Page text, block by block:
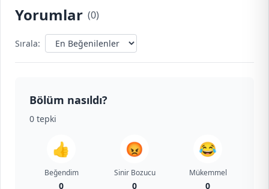
Yorumlar (0)
Sırala:
Bölüm nasıldı?
0 tepki
👍
Beğendim
0
😡
Sinir Bozucu
0
😂
Mükemmel
0